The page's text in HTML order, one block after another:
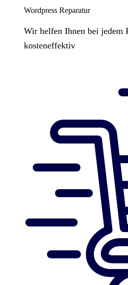
Wordpress Reparatur
Wir helfen Ihnen bei jedem
kosteneffektiv